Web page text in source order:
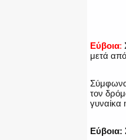
Εύβοια:
μετά
τον
γυναίκα
Εύβοια: